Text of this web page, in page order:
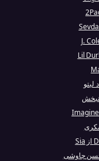
لیتو
چاوشی